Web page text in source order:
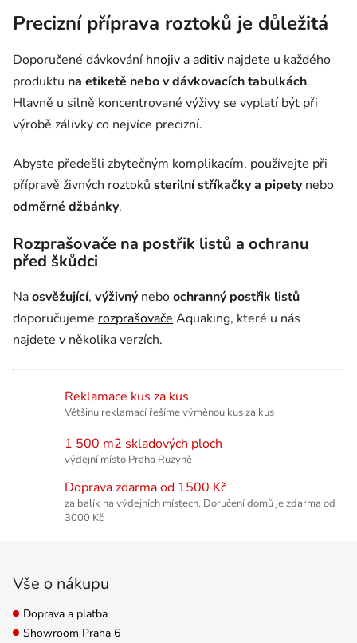
Precizní příprava roztoků je důležitá
Doporučené dávkování hnojiv aaditiv najdete u každého
produktu na etiketě nebo v dávkovacích tabulkách.
Hlavně u silně koncentrované výživy se vyplatí být při
výrobě zálivky co nejvíce precizní.
Abyste předešli zbytečným komplikacím, používejte při
přípravě živných roztoků sterilní stříkačky a pipety nebo
odměrné džbánky.
Rozprašovače na postřik listů a ochranu
před škůdci
Naosvěžující, výživný neboochranný postřik listů
doporučujeme rozprašovače Aquaking, které u nás
najdete v několika verzích.
Reklamace kus za kus
Většinu reklamací řešíme výměnou kus za kus
1 500 m2 skladových ploch
výdejní místo Praha Ruzyně
Doprava zdarma od 1500 Kč
za balík na výdejních místech. Doručení domů je zdarma od
3000 Kč
Vše o nákupu
Doprava a platba
Showroom Praha 6